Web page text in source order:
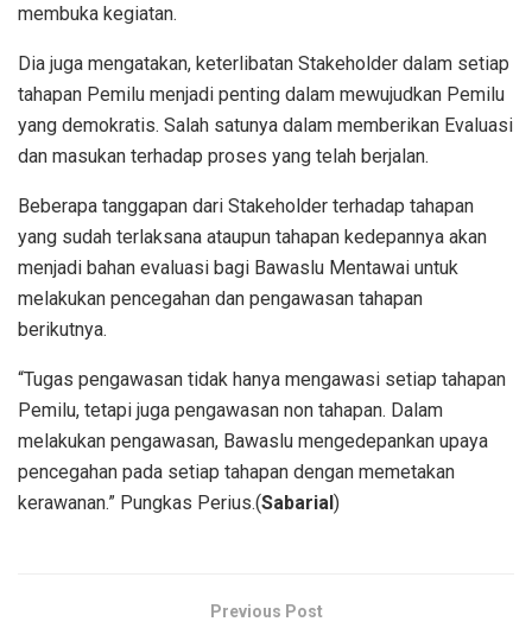
membuka kegiatan.
Dia juga mengatakan, keterlibatan Stakeholder dalam setiap
tahapan Pemilu menjadi penting dalam mewujudkan Pemilu
yang demokratis. Salah satunya dalam memberikan Evaluasi
dan masukan terhadap proses yang telah berjalan.
Beberapa tanggapan dari Stakeholder terhadap tahapan
yang sudah terlaksana ataupun tahapan kedepannya akan
menjadi bahan evaluasi bagi Bawaslu Mentawai untuk
melakukan pencegahan dan pengawasan tahapan
berikutnya.
“Tugas pengawasan tidak hanya mengawasi setiap tahapan
Pemilu, tetapi juga pengawasan non tahapan. Dalam
melakukan pengawasan, Bawaslu mengedepankan upaya
pencegahan pada setiap tahapan dengan memetakan
kerawanan.” Pungkas Perius.(Sabarial)
Previous Post